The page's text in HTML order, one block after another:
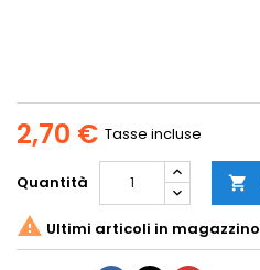
2,70 € Tasse incluse
Quantità 
 Ultimi articoli in magazzino